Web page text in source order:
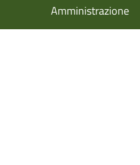
Amministrazione